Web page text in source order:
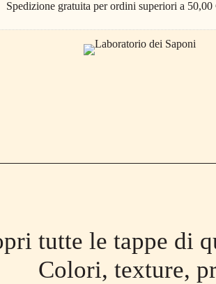
Spedizione gratuita per ordini superiori a 50,00
tutte le tappe di
Colori, texture,